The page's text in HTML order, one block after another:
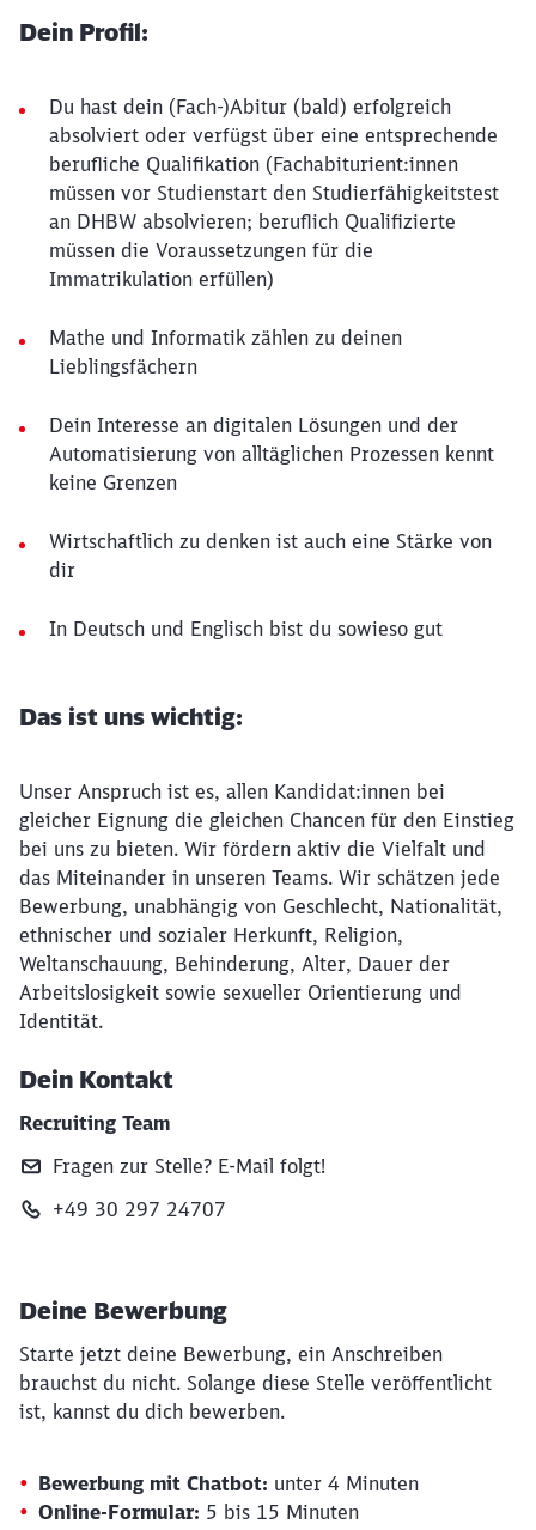
Dein Profil:
Du hast dein (Fach-)Abitur (bald) erfolgreich
absolviert oder verfügst über eine entsprechende
berufliche Qualifikation (Fachabiturient:innen
müssen vor Studienstart den Studierfähigkeitstest
an DHBW absolvieren; beruflich Qualifizierte
müssen die Voraussetzungen für die
Immatrikulation erfüllen)
Mathe und Informatik zählen zu deinen
Lieblingsfächern
Dein Interesse an digitalen Lösungen und der
Automatisierung von alltäglichen Prozessen kennt
keine Grenzen
Wirtschaftlich zu denken ist auch eine Stärke von
dir
In Deutsch und Englisch bist du sowieso gut
Das ist uns wichtig:
Unser Anspruch ist es, allen Kandidat:innen bei
gleicher Eignung die gleichen Chancen für den Einstieg
bei uns zu bieten. Wir fördern aktiv die Vielfalt und
das Miteinander in unseren Teams. Wir schätzen jede
Bewerbung, unabhängig von Geschlecht, Nationalität,
ethnischer und sozialer Herkunft, Religion,
Weltanschauung, Behinderung, Alter, Dauer der
Arbeitslosigkeit sowie sexueller Orientierung und
Identität.
Dein Kontakt
Recruiting Team
Fragen zur Stelle? E‑Mail folgt!
+49 30 297 24707
Deine Bewerbung
Starte jetzt deine Bewerbung, ein Anschreiben
brauchst du nicht. Solange diese Stelle veröffentlicht
ist, kannst du dich bewerben.
Bewerbung mit Chatbot: unter 4 Minuten
Online-Formular: 5 bis 15 Minuten